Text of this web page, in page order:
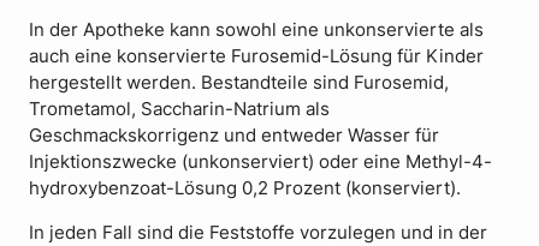
In der Apotheke kann sowohl eine unkonservierte als
auch eine konservierte Furosemid-Lösung für Kinder
hergestellt werden. Bestandteile sind Furosemid,
Trometamol, Saccharin-Natrium als
Geschmackskorrigenz und entweder Wasser für
Injektionszwecke (unkonserviert) oder eine Methyl-4-
hydroxybenzoat-Lösung 0,2 Prozent (konserviert).
In jeden Fall sind die Feststoffe vorzulegen und in der